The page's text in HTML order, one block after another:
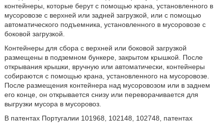
контейнеры, которые берут с помощью крана, установленного в
мусоровозе с верхней или задней загрузкой, или с помощью
автоматического подъемника, установленного в мусоровозе с
боковой загрузкой.
Контейнеры для сбора с верхней или боковой загрузкой
размещены в подземном бункере, закрытом крышкой. После
открывания крышки, вручную или автоматически, контейнеры
собираются с помощью крана, установленного на мусоровозе.
После размещения контейнера над мусоровозом или в заднем
его конце, он открывается снизу или переворачивается для
выгрузки мусора в мусоровоз.
В патентах Португалии 101968, 102148, 102748, патентах